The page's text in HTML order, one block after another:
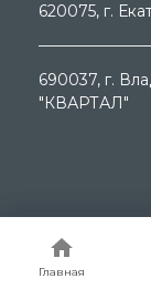
Главная
Главная
620075, г.
690037, г.
"КВАРТАЛ"